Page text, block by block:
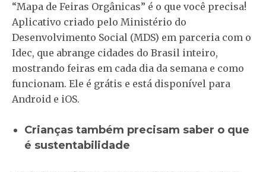
“Mapa de Feiras Orgânicas” é o que você precisa!
Aplicativo criado pelo Ministério do
Desenvolvimento Social (MDS) em parceria com o
Idec, que abrange cidades do Brasil inteiro,
mostrando feiras em cada dia da semana e como
funcionam. Ele é grátis e está disponível para
Android e iOS.
Crianças também precisam saber o que
é sustentabilidade